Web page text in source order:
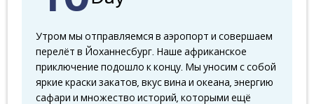
Утром мы отправляемся в аэропорт и совершаем
перелёт в Йоханнесбург. Наше африканское
приключение подошло к концу. Мы уносим с собой
яркие краски закатов, вкус вина и океана, энергию
сафари и множество историй, которыми ещё